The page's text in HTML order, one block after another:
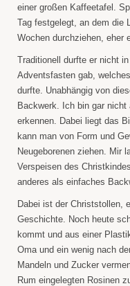
einer großen Kaffeetafel.
Tag festgelegt, an dem die
Wochen durchziehen, eher
Traditionell durfte er nicht
Adventsfasten gab,
durfte. Unabhängig von
Backwerk. Ich bin gar
erkennen. Dabei liegt das
kann man von Form und
Neugeborenen ziehen. Mir
Verspeisen des
anderes als einfaches
Dabei ist der Christstollen,
Geschichte. Noch heute
kommt und aus einer
Oma und ein wenig nach
Mandeln und Zucker
Rum eingelegten Rosinen